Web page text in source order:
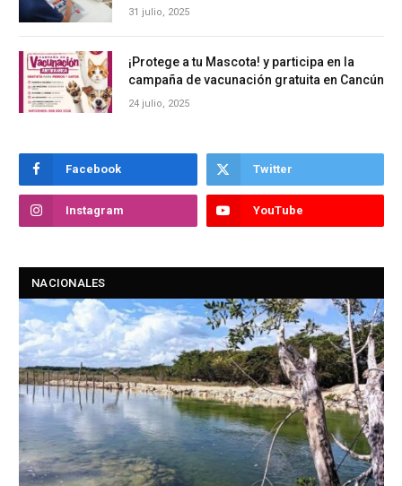
31 julio, 2025
¡Protege a tu Mascota! y participa en la
campaña de vacunación gratuita en Cancún
24 julio, 2025
Facebook Twitter
Instagram YouTube
NACIONALES